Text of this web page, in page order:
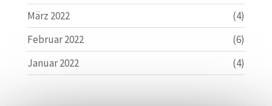
März 2022
(4)
Februar 2022
(6)
Januar 2022
(4)